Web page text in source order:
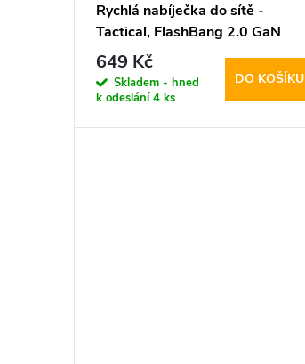
Rychlá nabíječka do sítě -
Tactical, FlashBang 2.0 GaN
65W White
649 Kč
Skladem - hned
k odeslání4 ks
DO KOŠÍKU